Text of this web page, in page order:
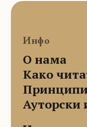
Инфо
О нама
Како
Принципи
Ауторски